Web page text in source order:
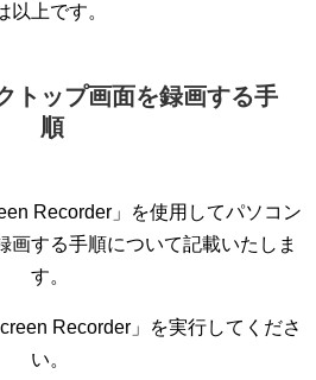
以上です。
トップ画面を録画する手
順
Recorder」を使用してパソコン
画する手順について記載いたしま
す。
Recorder」を実行してくださ
い。